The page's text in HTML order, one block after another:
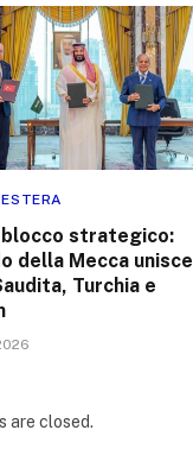
blocco strategico:
della Mecca unisce
Turchia e
are closed.